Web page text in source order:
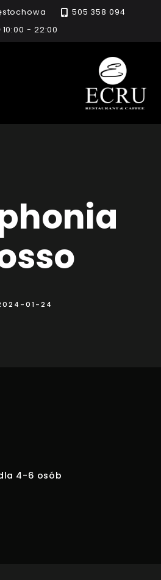
505 358 094
10:00 - 22:00
01-24
4-6 osób